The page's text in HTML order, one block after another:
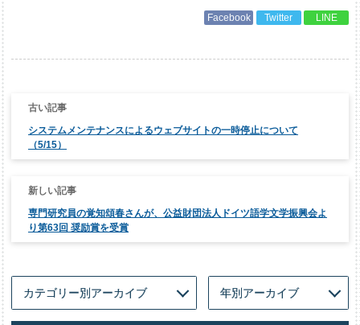
Facebook Twitter LINE
システムメンテナンスによるウェブサイトの一時停止について
（5/15）
専門研究員の覚知頌春さんが、公益財団法人ドイツ語学文学振興会よ
り第63回 奨励賞を受賞